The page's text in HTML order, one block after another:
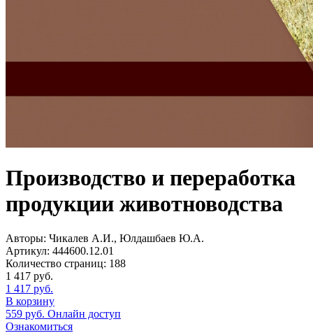
Производство и переработка
продукции животноводства
Авторы: Чикалев А.И., Юлдашбаев Ю.А.
Артикул: 444600.12.01
Количество страниц: 188
1 417 руб.
1 417 руб.
В корзину
559 руб. Онлайн доступ
Ознакомиться